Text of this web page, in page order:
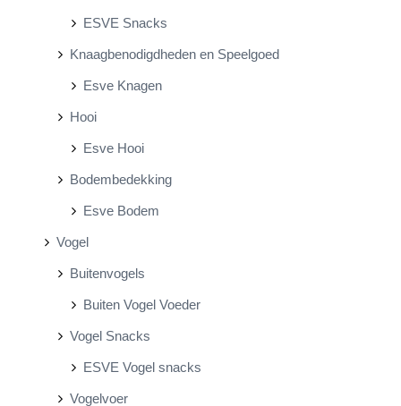
ESVE Snacks
Knaagbenodigdheden en Speelgoed
Esve Knagen
Hooi
Esve Hooi
Bodembedekking
Esve Bodem
Vogel
Buitenvogels
Buiten Vogel Voeder
Vogel Snacks
ESVE Vogel snacks
Vogelvoer